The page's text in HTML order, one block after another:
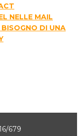
NELLE MAIL
DI UNA
679